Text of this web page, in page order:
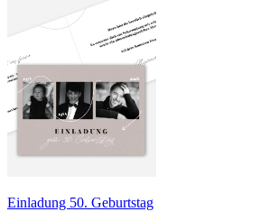
Einladung 50. Geburtstag